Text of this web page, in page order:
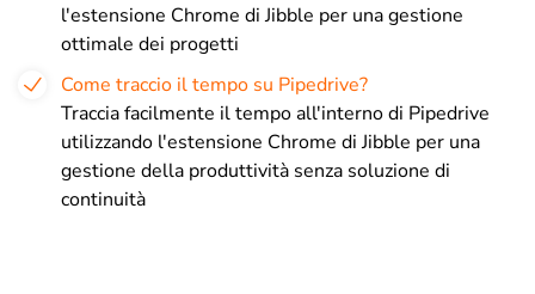
l'estensione Chrome di Jibble per una gestione
ottimale dei progetti
Come traccio il tempo su Pipedrive?
Traccia facilmente il tempo all'interno di Pipedrive
utilizzando l'estensione Chrome di Jibble per una
gestione della produttività senza soluzione di
continuità